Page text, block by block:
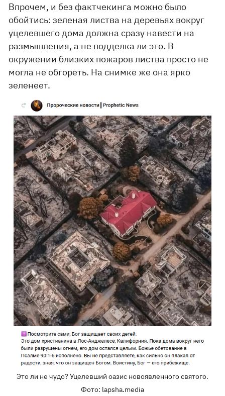
Впрочем, и без фактчекинга можно было
обойтись: зеленая листва на деревьях вокруг
уцелевшего дома должна сразу навести на
размышления, а не подделка ли это. В
окружении близких пожаров листва просто не
могла не обгореть. На снимке же она ярко
зеленеет.
Это ли не чудо? Уцелевший оазис новоявленного святого.
Фото: lapsha.media